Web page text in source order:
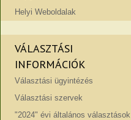
Helyi Weboldalak
VÁLASZTÁSI
INFORMÁCIÓK
Választási ügyintézés
Választási szervek
"2024" évi általános választások